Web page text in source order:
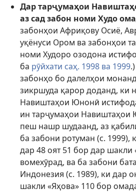
Дар тарҷумаҳои
аз сад забон номи Худо
забонҳои Африқову Осиё,
уқёнуси Ором ва забонҳои
номи Худоро озодона
ба рӯйхати саҳ. 1998 ва 1999
забонҳо бо далелҳои
зикршуда қарор доданд, ки
Навиштаҳои Юнонӣ
ин тарҷумаҳои Навиштаҳои
пеш нашр шудаанд, аз
ба забони ротуман (с. 1999),
дар 48 оят 51 бор дар шакли
вомехӯрад, ва ба забони
Индонезия (с. 1989), ки дар
шакли «Яҳова» 110 бор